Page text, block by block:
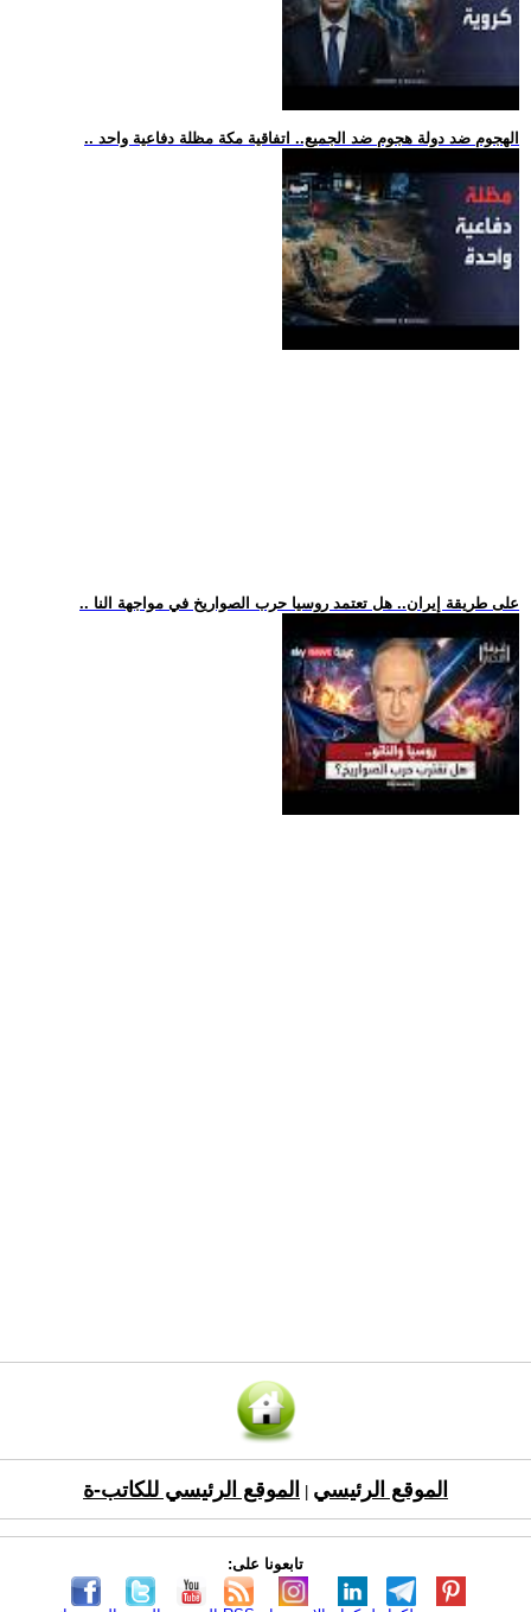
.. الهجوم ضد دولة هجوم ضد الجميع.. اتفاقية مكة مظلة دفاعية واحد
.. على طريقة إيران.. هل تعتمد روسيا حرب الصواريخ في مواجهة النا
الموقع الرئيسي الموقع الرئيسي للكاتب-ة
تابعونا على: